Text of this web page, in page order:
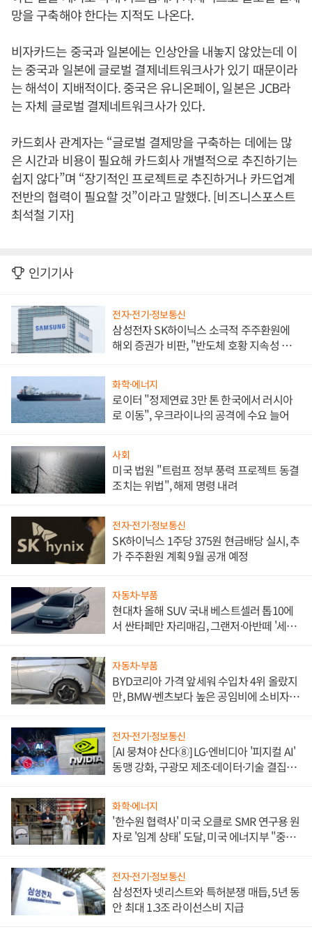
망을 구축해야 한다는 지적도 나온다.
비자카드는 중국과 일본에는 인상안을 내놓지 않았는데 이
는 중국과 일본에 글로벌 결제네트워크사가 있기 때문이라
는 해석이 지배적이다. 중국은 유니온페이, 일본은 JCB라
는 자체 글로벌 결제네트워크사가 있다.
카드회사 관계자는 “글로벌 결제망을 구축하는 데에는 많
은 시간과 비용이 필요해 카드회사 개별적으로 추진하기는
쉽지 않다”며 “장기적인 프로젝트로 추진하거나 카드업계
전반의 협력이 필요할 것”이라고 말했다. [비즈니스포스트
최석철 기자]
인기기사
전자·전기·정보통신
삼성전자 SK하이닉스 소극적 주주환원에
해외 증권가 비판, "반도체 호황 지속성 의
화학·에너지
로이터 "정제연료 3만 톤 한국에서 러시아
로 이동", 우크라이나의 공격에 수요 늘어
사회
미국 법원 "트럼프 정부 풍력 프로젝트 동결
조치는 위법", 해제 명령 내려
전자·전기·정보통신
SK하이닉스 1주당 375원 현금배당 실시, 추
가 주주환원 계획 9월 공개 예정
자동차·부품
현대차 올해 SUV 국내 베스트셀러 톱10에
서 싼타페만 자리매김, 그랜저·아반떼 '세단
자동차·부품
BYD코리아 가격 앞세워 수입차 4위 올랐지
만, BMW·벤츠보다 높은 공임비에 소비자
전자·전기·정보통신
[AI 뭉쳐야 산다⑧] LG·엔비디아 '피지컬 AI'
동맹 강화, 구광모 제조·데이터·기술 결집
화학·에너지
'한수원 협력사' 미국 오클로 SMR 연구용 원
자로 '임계 상태' 도달, 미국 에너지부 "중요
전자·전기·정보통신
삼성전자 넷리스트와 특허분쟁 매듭, 5년 동
안 최대 1.3조 라이선스비 지급